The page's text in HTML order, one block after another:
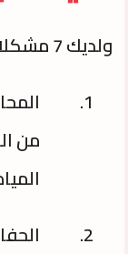
ولديك 7 مشكلات نقوم بالحفاظ علي انها تحدث :
من